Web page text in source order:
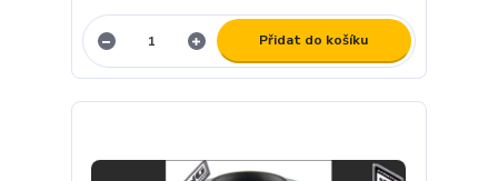
Přidat do košíku